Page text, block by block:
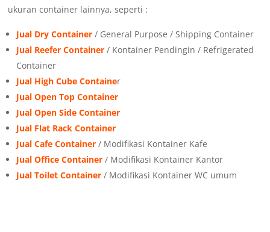
ukuran container lainnya, seperti :
Jual Dry Container / General Purpose / Shipping Container
Jual Reefer Container / Kontainer Pendingin / Refrigerated
Container
Jual High Cube Container
Jual Open Top Container
Jual Open Side Container
Jual Flat Rack Container
Jual Cafe Container / Modifikasi Kontainer Kafe
Jual Office Container / Modifikasi Kontainer Kantor
Jual Toilet Container / Modifikasi Kontainer WC umum